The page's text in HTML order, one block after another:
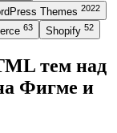
Themes 2022
63 Shopify 52
тем над
Фигме и